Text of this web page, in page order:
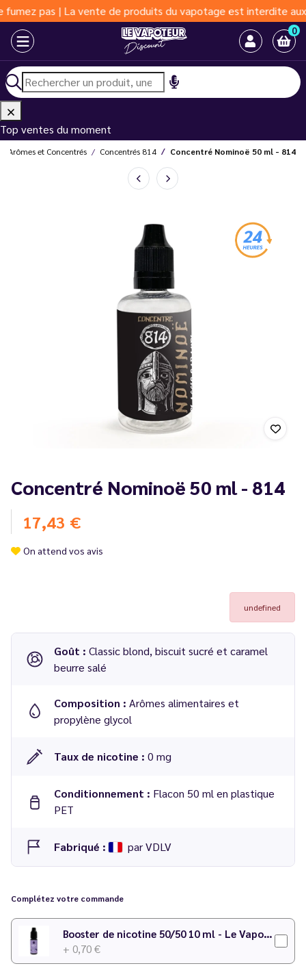
pas | La vente de produits du vapotage est interdite aux
0
Top ventes du moment
Arômes et Concentrés Concentrés 814 Concentré Nominoë 50 ml - 814
Concentré Nominoë 50 ml - 814
17,43 €
On attend vos avis
undefined
Goût : Classic blond, biscuit sucré et caramel
beurre salé
Composition : Arômes alimentaires et
propylène glycol
Taux de nicotine : 0 mg
Conditionnement : Flacon 50 ml en plastique
PET
Fabriqué : par VDLV
Dosage conseillé
Temps de maturation : 2 à 3 semaines
N'hésitez pas à consulter notre
Complétez votre commande
Booster de nicotine 50/50 10 ml - Le Vapoteur Discount
+ 0,70 €